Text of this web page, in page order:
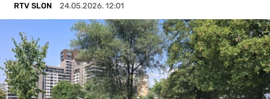
RTV SLON 24.05.2026. 12:01